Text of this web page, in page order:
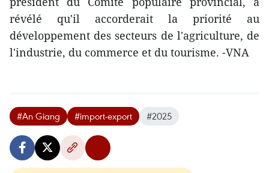
révélé qu'il accorderait la priorité au
développement des secteurs de l'agriculture, de
l'industrie, du commerce et du tourisme. -VNA
#An Giang #import-export #2025